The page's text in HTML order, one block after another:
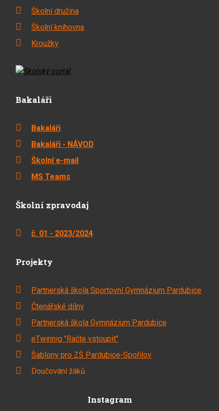
Školní družina
Školní knihovna
Kroužky
Bakaláři
Bakaláři
Bakaláři - NÁVOD
Školní e-mail
MS Teams
Školní zpravodaj
č. 01 - 2023/2024
Projekty
Partnerská škola Sportovní Gymnázium Pardubice
Čtenářské dílny
Partnerská škola Gymnázium Pardubice
eTwinnig "Račte vstoupit"
Šablony pro ZŠ Pardubice-Spořilov
Doučování žáků
Instagram